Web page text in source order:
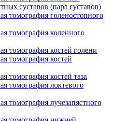
суставов (пара суставов)
томография голеностопного
томография коленного
томография костей голени
томография костей
томография костей таза
томография локтевого
томография лучезапястного